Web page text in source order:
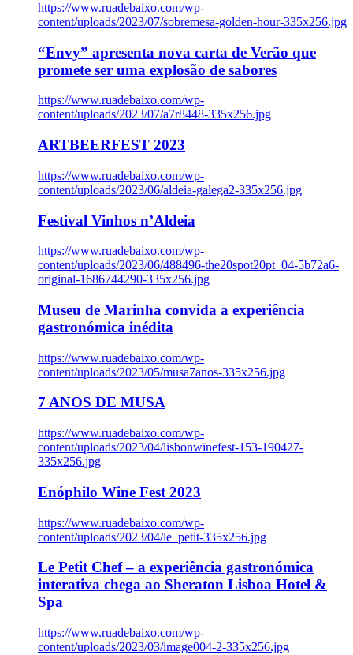
https://www.ruadebaixo.com/wp-
content/uploads/2023/07/sobremesa-golden-hour-335x256.jpg
“Envy” apresenta nova carta de Verão que
promete ser uma explosão de sabores
https://www.ruadebaixo.com/wp-
content/uploads/2023/07/a7r8448-335x256.jpg
ARTBEERFEST 2023
https://www.ruadebaixo.com/wp-
content/uploads/2023/06/aldeia-galega2-335x256.jpg
Festival Vinhos n’Aldeia
https://www.ruadebaixo.com/wp-
content/uploads/2023/06/488496-the20spot20pt_04-5b72a6-
original-1686744290-335x256.jpg
Museu de Marinha convida a experiência
gastronómica inédita
https://www.ruadebaixo.com/wp-
content/uploads/2023/05/musa7anos-335x256.jpg
7 ANOS DE MUSA
https://www.ruadebaixo.com/wp-
content/uploads/2023/04/lisbonwinefest-153-190427-
335x256.jpg
Enóphilo Wine Fest 2023
https://www.ruadebaixo.com/wp-
content/uploads/2023/04/le_petit-335x256.jpg
Le Petit Chef – a experiência gastronómica
interativa chega ao Sheraton Lisboa Hotel &
Spa
https://www.ruadebaixo.com/wp-
content/uploads/2023/03/image004-2-335x256.jpg